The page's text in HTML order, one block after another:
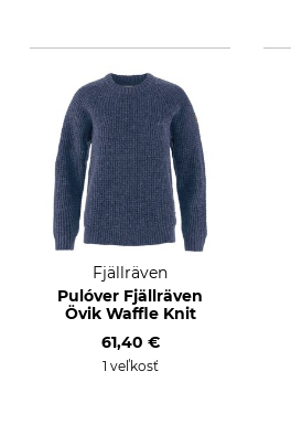
Fjällräven
Pulóver Fjällräven
Övik Waffle Knit
61,40 €
1 veľkosť